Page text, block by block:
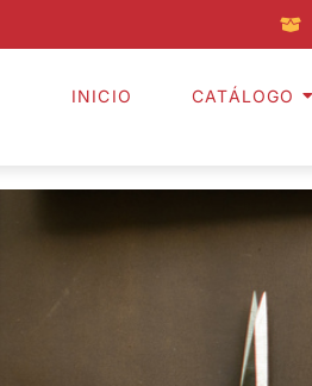
INICIO CATÁLOGO